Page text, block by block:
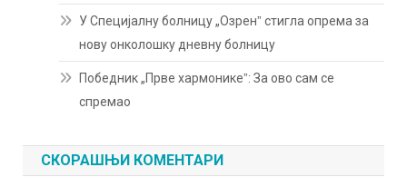
У Специјалну болницу „Озренˮ стигла опрема за
нову онколошку дневну болницу
Победник „Прве хармоникеˮ: За ово сам се
спремао
СКОРАШЊИ КОМЕНТАРИ